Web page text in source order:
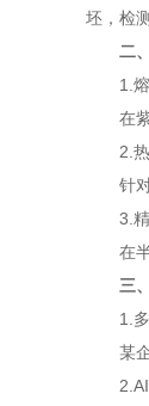
坯，检
二
1.熔
在紫
2.热
针对
3.精
在半
三
1.多
某企
2.AI